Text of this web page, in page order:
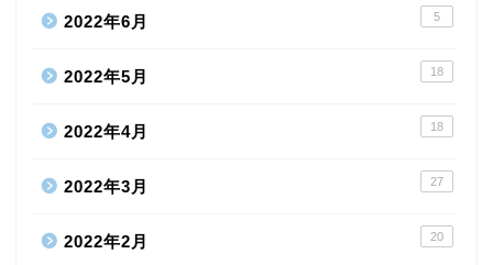
2022年6月 5
2022年5月 18
2022年4月 18
2022年3月 27
2022年2月 20